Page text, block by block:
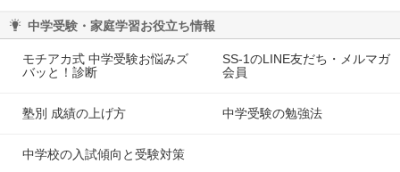
中学受験・家庭学習お役立ち情報
モチアカ式 中学受験お悩みズ
バッと！診断
SS-1のLINE友だち・メルマガ
会員
塾別 成績の上げ方 中学受験の勉強法
中学校の入試傾向と受験対策